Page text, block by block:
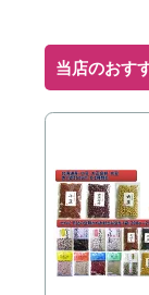
当店のおす